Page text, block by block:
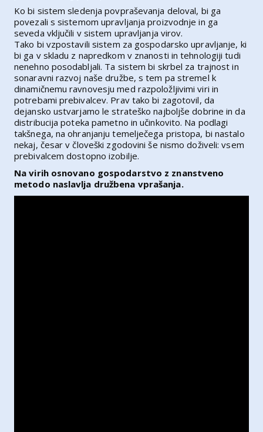
Ko bi sistem sledenja povpraševanja deloval, bi ga
povezali s sistemom upravljanja proizvodnje in ga
seveda vključili v sistem upravljanja virov.
Tako bi vzpostavili sistem za gospodarsko upravljanje, ki
bi ga v skladu z napredkom v znanosti in tehnologiji tudi
nenehno posodabljali. Ta sistem bi skrbel za trajnost in
sonaravni razvoj naše družbe, s tem pa stremel k
dinamičnemu ravnovesju med razpoložljivimi viri in
potrebami prebivalcev. Prav tako bi zagotovil, da
dejansko ustvarjamo le strateško najboljše dobrine in da
distribucija poteka pametno in učinkovito. Na podlagi
takšnega, na ohranjanju temelječega pristopa, bi nastalo
nekaj, česar v človeški zgodovini še nismo doživeli: vsem
prebivalcem dostopno izobilje.
Na virih osnovano gospodarstvo z znanstveno
metodo naslavlja družbena vprašanja.